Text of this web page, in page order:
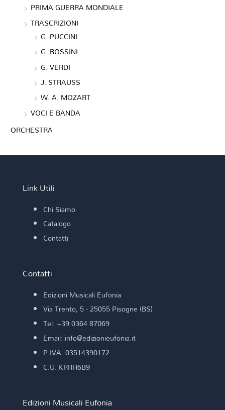
PRIMA GUERRA MONDIALE
TRASCRIZIONI
G. PUCCINI
G. ROSSINI
G. VERDI
J. STRAUSS
W. A. MOZART
VOCI E BANDA
ORCHESTRA
Link Utili
Chi Siamo
Catalogo
Contatti
Contatti
Edizioni Musicali Eufonia
Via Trento, 5 - 25055 Pisogne (BS)
Tel: +39 0364 87069
Email: info@edizionieufonia.it
P.IVA: 03514390172
C.U. KRRH6B9
Edizioni Musicali Eufonia